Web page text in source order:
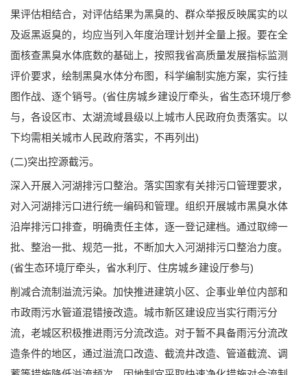
果评估相结合，对评估结果为黑臭的、群众举报反映属实的以
及返黑返臭的，均应当列入年度治理计划并全量上报。要在全
面核查黑臭水体底数的基础上，按照我省高质量发展指标监测
评价要求，绘制黑臭水体分布图，科学编制实施方案，实行挂
图作战、逐个销号。(省住房城乡建设厅牵头，省生态环境厅参
与，各设区市、太湖流域县级以上城市人民政府负责落实。以
下均需相关城市人民政府落实，不再列出)
(二)突出控源截污。
深入开展入河湖排污口整治。落实国家有关排污口管理要求，
对入河湖排污口进行统一编码和管理。组织开展城市黑臭水体
沿岸排污口排查，明确责任主体，逐一登记建档。通过取缔一
批、整治一批、规范一批，不断加大入河湖排污口整治力度。
(省生态环境厅牵头，省水利厅、住房城乡建设厅参与)
削减合流制溢流污染。加快推进建筑小区、企事业单位内部和
市政雨污水管道混错接改造。城市新区建设应当实行雨污分
流，老城区积极推进雨污分流改造。对于暂不具备雨污分流改
造条件的地区，通过溢流口改造、截流井改造、管道截流、调